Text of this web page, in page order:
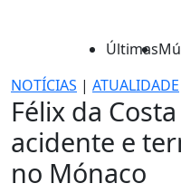
Últimas
NOTÍCIAS | ATUALIDADE
Félix da
acidente e
no Mónaco